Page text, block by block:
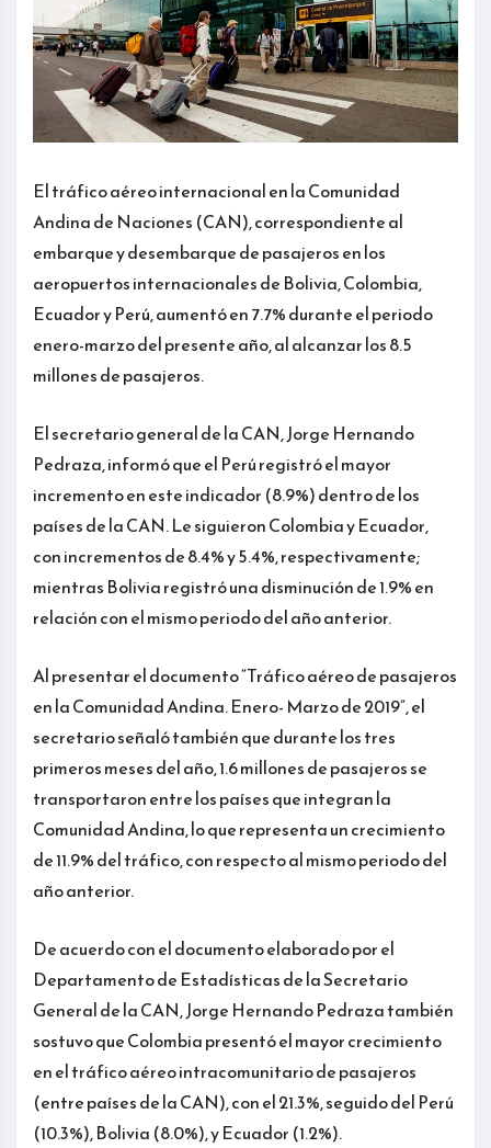
El tráfico aéreo internacional en la Comunidad
Andina de Naciones (CAN), correspondiente al
embarque y desembarque de pasajeros en los
aeropuertos internacionales de Bolivia, Colombia,
Ecuador y Perú, aumentó en 7.7% durante el periodo
enero-marzo del presente año, al alcanzar los 8.5
millones de pasajeros.
El secretario general de la CAN, Jorge Hernando
Pedraza, informó que el Perú registró el mayor
incremento en este indicador (8.9%) dentro de los
países de la CAN. Le siguieron Colombia y Ecuador,
con incrementos de 8.4% y 5.4%, respectivamente;
mientras Bolivia registró una disminución de 1.9% en
relación con el mismo periodo del año anterior.
Al presentar el documento “Tráfico aéreo de pasajeros
en la Comunidad Andina. Enero- Marzo de 2019”, el
secretario señaló también que durante los tres
primeros meses del año, 1.6 millones de pasajeros se
transportaron entre los países que integran la
Comunidad Andina, lo que representa un crecimiento
de 11.9% del tráfico, con respecto al mismo periodo del
año anterior.
De acuerdo con el documento elaborado por el
Departamento de Estadísticas de la Secretario
General de la CAN, Jorge Hernando Pedraza también
sostuvo que Colombia presentó el mayor crecimiento
en el tráfico aéreo intracomunitario de pasajeros
(entre países de la CAN), con el 21.3%, seguido del Perú
(10.3%), Bolivia (8.0%), y Ecuador (1.2%).